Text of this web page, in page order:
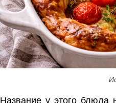
Название у этого блюда